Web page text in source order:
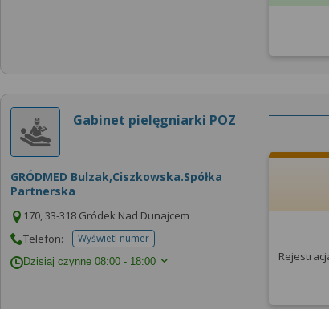
Gabinet pielęgniarki POZ
GRÓDMED Bulzak,Ciszkowska.Spółka
Partnerska
170, 33-318 Gródek Nad Dunajcem
Telefon:
Wyświetl numertelefonu do placowki
Dzisiaj czynne 08:00 - 18:00